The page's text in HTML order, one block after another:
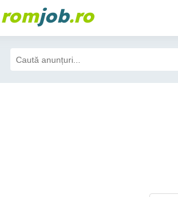
romjob.ro